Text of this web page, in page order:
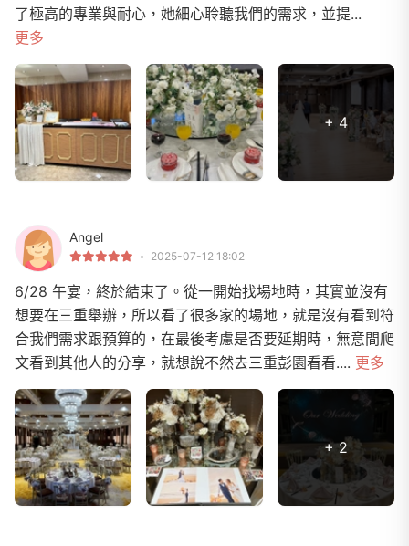
了極高的專業與耐心，她細心聆聽我們的需求，並提...
更多
+ 4
Angel
2025-07-12 18:02
6/28 午宴，終於結束了。從一開始找場地時，其實並沒有
想要在三重舉辦，所以看了很多家的場地，就是沒有看到符
合我們需求跟預算的，在最後考慮是否要延期時，無意間爬
文看到其他人的分享，就想說不然去三重彭園看看.... 更多
+ 2